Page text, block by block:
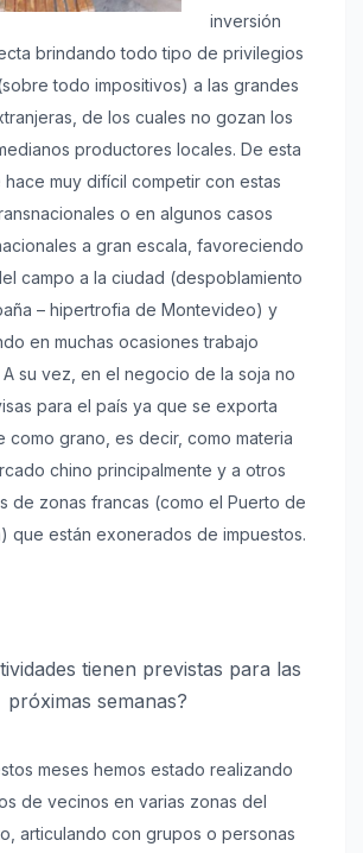
inversión
brindando todo tipo de privilegios
todo impositivos) a las grandes
de los cuales no gozan los
productores locales. De esta
hace muy difícil competir con estas
o en algunos casos
a gran escala, favoreciendo
campo a la ciudad (despoblamiento
– hipertrofia de Montevideo) y
en muchas ocasiones trabajo
su vez, en el negocio de la soja no
para el país ya que se exporta
como grano, es decir, como materia
chino principalmente y a otros
de zonas francas (como el Puerto de
que están exonerados de impuestos.
tienen previstas para las
próximas semanas?
meses hemos estado realizando
de vecinos en varias zonas del
articulando con grupos o personas